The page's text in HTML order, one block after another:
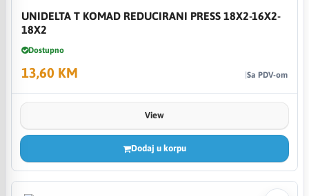
UNIDELTA T KOMAD REDUCIRANI PRESS 18X2-16X2-
18X2
Dostupno
13,60 KM Sa PDV-om
View
Dodaj u korpu